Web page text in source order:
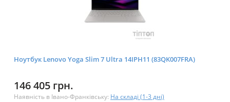
Ноутбук Lenovo Yoga Slim 7 Ultra 14IPH11 (83QK007FRA)
146 405 грн.
Наявність в Івано-Франківську: На складі (1-3 дні)